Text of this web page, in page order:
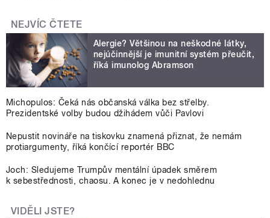
NEJVÍC ČTETE
Alergie? Většinou na neškodné látky,
nejúčinnější je imunitní systém přeučit,
říká imunolog Abramson
Michopulos: Čeká nás občanská válka bez střelby.
Prezidentské volby budou džihádem vůči Pavlovi
Nepustit novináře na tiskovku znamená přiznat, že nemám
protiargumenty, říká končící reportér BBC
Joch: Sledujeme Trumpův mentální úpadek směrem
k sebestřednosti, chaosu. A konec je v nedohlednu
VIDĚLI JSTE?